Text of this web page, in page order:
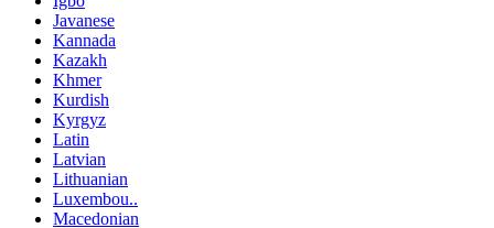
Javanese
Kannada
Kazakh
Khmer
Kurdish
Kyrgyz
Latin
Latvian
Lithuanian
Luxembou..
Macedonian